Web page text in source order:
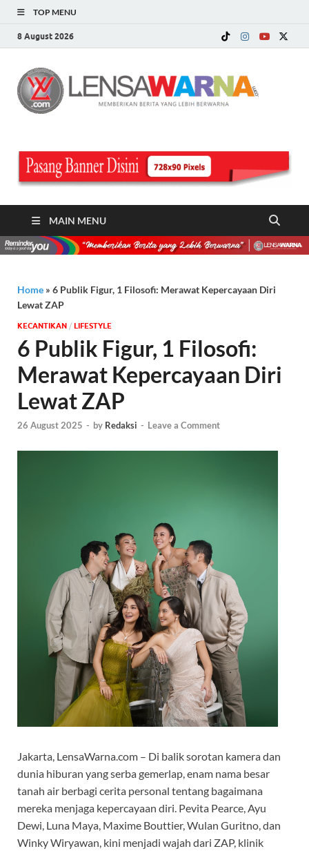
TOP MENU
8 August 2026
MAIN MENU
Home » 6 Publik Figur, 1 Filosofi: Merawat Kepercayaan Diri
Lewat ZAP
KECANTIKAN / ‎LIFESTYLE
6 Publik Figur, 1 Filosofi:
Merawat Kepercayaan Diri
Lewat ZAP
26 August 2025 - by Redaksi - Leave a Comment
Jakarta, LensaWarna.com – Di balik sorotan kamera dan
dunia hiburan yang serba gemerlap, enam nama besar
tanah air berbagi cerita personal tentang bagaimana
mereka menjaga kepercayaan diri. Pevita Pearce, Ayu
Dewi, Luna Maya, Maxime Bouttier, Wulan Guritno, dan
Winky Wiryawan, kini menjadi wajah dari ZAP, klinik